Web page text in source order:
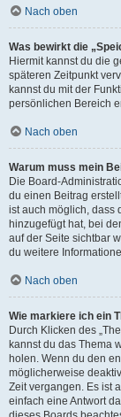
Nach oben
Was bewirkt die
Hiermit kannst du die
späteren Zeitpunkt
kannst du mit der
persönlichen Bereich
Nach oben
Warum muss mein
Die Board-
du einen Beitrag
ist auch möglich, dass
hinzugefügt hat, bei
auf der Seite sichtbar
du weitere
Nach oben
Wie markiere ich ein
Durch Klicken des
kannst du das Thema
holen. Wenn du den
möglicherweise
Zeit vergangen. Es ist
einfach eine Antwort